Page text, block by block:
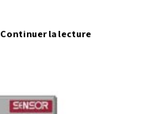
Continuer la lecture